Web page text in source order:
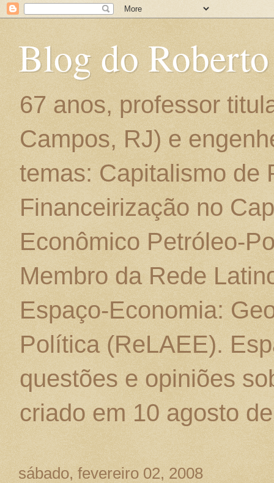
Blog do
67 anos, professor
Campos, RJ) e
temas: Capitalismo de
Financeirização no
Econômico Petróleo-
Membro da Rede
Espaço-Economia:
Política (ReLAEE).
questões e opiniões
criado em 10 agosto
sábado, fevereiro 02, 2008